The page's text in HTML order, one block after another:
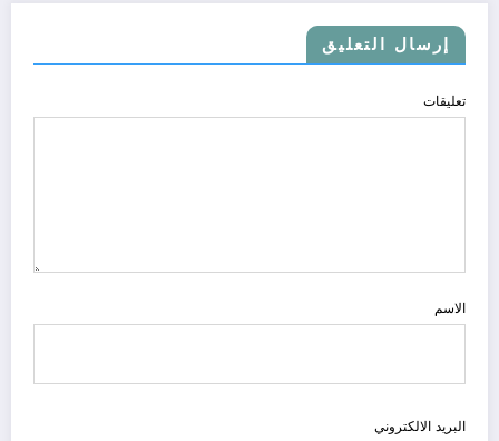
إرسال التعليق
تعليقات
الاسم
البريد الالكتروني